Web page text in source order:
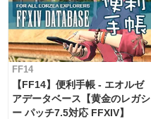
FF14
【FF14】便利手帳 - エオルゼ
アデータベース【黄金のレガシ
ー パッチ7.5対応 FFXIV】